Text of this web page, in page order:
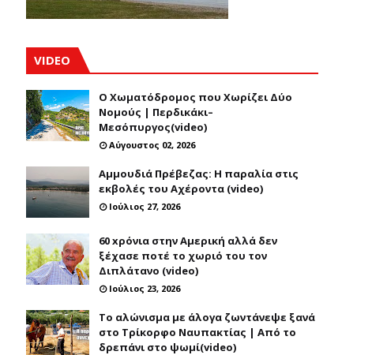
VIDEO
Ο Χωματόδρομος που Χωρίζει Δύο
Νομούς | Περδικάκι–
Μεσόπυργος(video)
Αύγουστος 02, 2026
Αμμουδιά Πρέβεζας: Η παραλία στις
εκβολές του Αχέροντα (video)
Ιούλιος 27, 2026
60 xρόνια στην Αμερική αλλά δεν
ξέχασε ποτέ το χωριό του τον
Διπλάτανο (video)
Ιούλιος 23, 2026
Το αλώνισμα με άλογα ζωντάνεψε ξανά
στο Τρίκορφο Ναυπακτίας | Από το
δρεπάνι στο ψωμί(video)